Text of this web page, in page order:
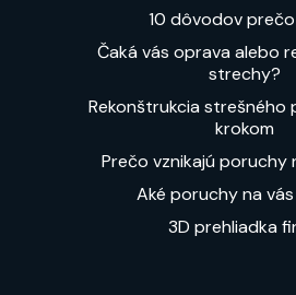
10 dôvodov
Čaká vás oprava alebo
strechy?
Rekonštrukcia strešného
krokom
Prečo vznikajú poruchy
Aké poruchy na
3D prehliadka